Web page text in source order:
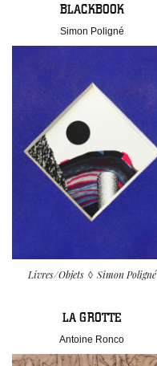
BLACKBOOK
Simon Poligné
Livres/Objets Simon Poligné
LA GROTTE
Antoine Ronco